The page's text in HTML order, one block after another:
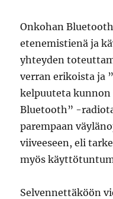
Onkohan
etenemistienä ja
yhteyden
verran erikoista ja
kelpuuteta
Bluetooth” -
parempaan
viiveeseen, eli
myös
Selvennettäköön